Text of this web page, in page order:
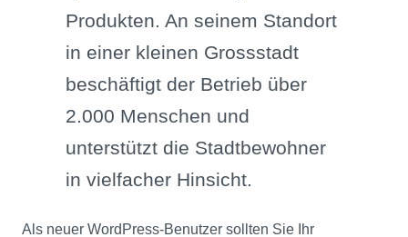
Produkten. An seinem Standort
in einer kleinen Grossstadt
beschäftigt der Betrieb über
2.000 Menschen und
unterstützt die Stadtbewohner
in vielfacher Hinsicht.
Als neuer WordPress-Benutzer sollten Sie Ihr